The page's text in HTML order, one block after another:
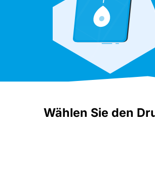
Wählen Sie den